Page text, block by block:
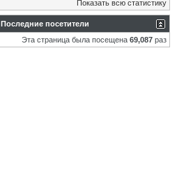
Показать всю статистику
Последние посетители
Эта страница была посещена 69,087 раз